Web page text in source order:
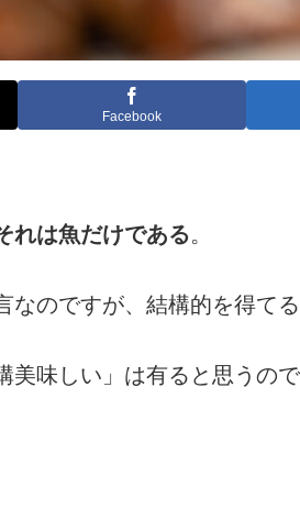
Facebook
れは魚だけである。
のですが、結構的を得て
味しい」は有ると思うの